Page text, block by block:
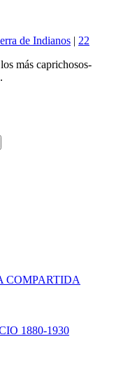
de Indianos | 22
más caprichosos-
COMPARTIDA
1880-1930